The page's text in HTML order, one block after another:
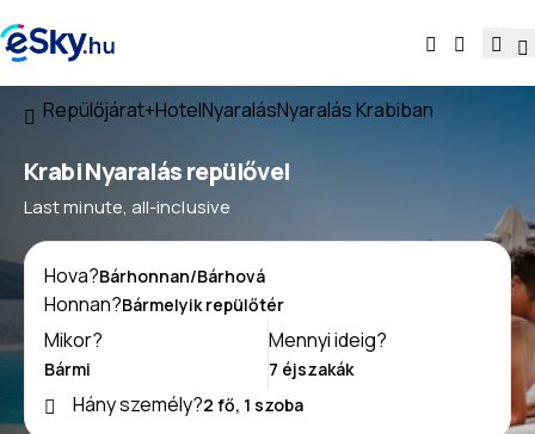
Repülőjárat+HotelNyaralásNyaralás Krabiban
Krabi Nyaralás repülővel
Last minute, all-inclusive
Hova?
Honnan?
Mikor?
Mennyi ideig?
Hány személy?